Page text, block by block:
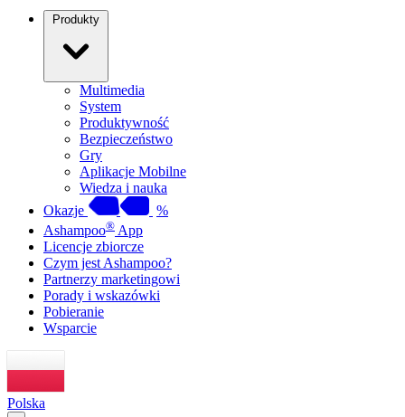
Produkty
Multimedia
System
Produktywność
Bezpieczeństwo
Gry
Aplikacje Mobilne
Wiedza i nauka
Okazje
%
Ashampoo® App
Licencje zbiorcze
Czym jest Ashampoo?
Partnerzy marketingowi
Porady i wskazówki
Pobieranie
Wsparcie
Polska